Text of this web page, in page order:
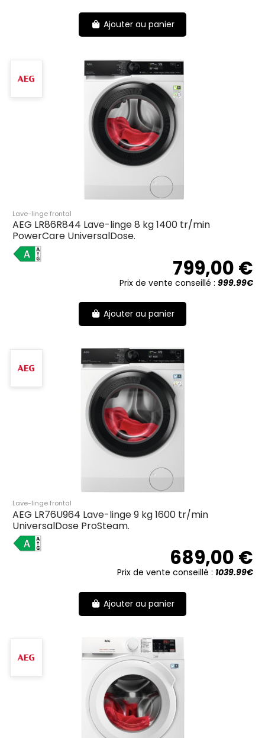
Ajouter au panier
Lave-linge frontal
AEG LR86R844 Lave-linge 8 kg 1400 tr/min
PowerCare UniversalDose.
A
799,00 €
Prix de vente conseillé : 999.99€
Ajouter au panier
Lave-linge frontal
AEG LR76U964 Lave-linge 9 kg 1600 tr/min
UniversalDose ProSteam.
A
689,00 €
Prix de vente conseillé : 1039.99€
Ajouter au panier